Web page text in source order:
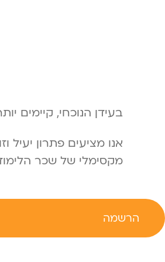
בעידן הנוכחי, קיימים
אנו מציעים פתרון
מקסימלי של שכר
הרשמה